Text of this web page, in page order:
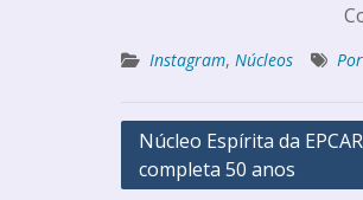
Instagram, Núcleos
Núcleo Espírita da EPCAR
completa 50 anos